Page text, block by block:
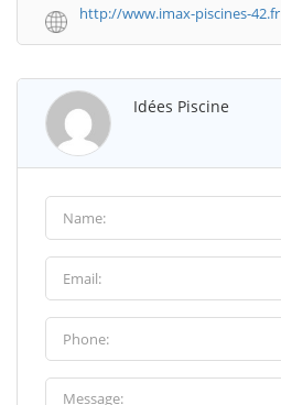
http://www.imax-piscines-42.fr
Idées Piscine